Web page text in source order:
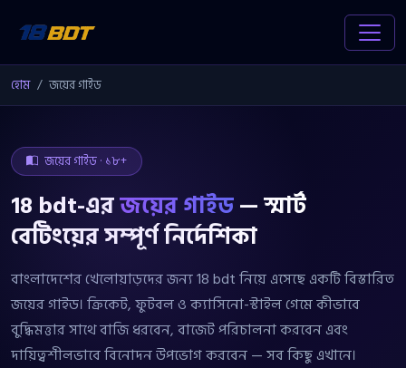
হোম জয়ের গাইড
জয়ের গাইড · ১৮+
18 bdt-এরজয়ের গাইড— স্মার্ট
বেটিংয়ের সম্পূর্ণ নির্দেশিকা
বাংলাদেশের খেলোয়াড়দের জন্য 18 bdt নিয়ে এসেছে একটি বিস্তারিত
জয়ের গাইড। ক্রিকেট, ফুটবল ও ক্যাসিনো-স্টাইল গেমে কীভাবে
বুদ্ধিমত্তার সাথে বাজি ধরবেন, বাজেট পরিচালনা করবেন এবং
দায়িত্বশীলভাবে বিনোদন উপভোগ করবেন — সব কিছু এখানে।